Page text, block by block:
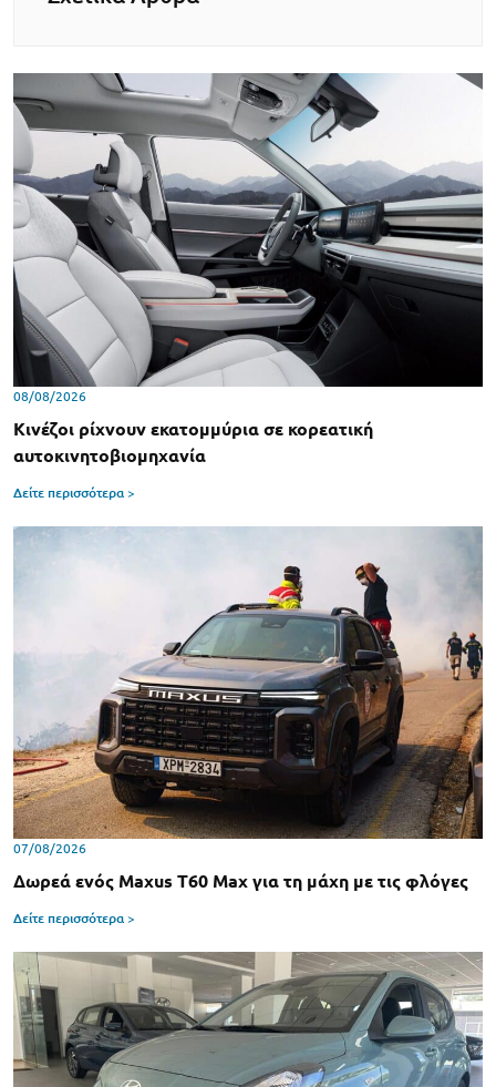
08/08/2026
Κινέζοι ρίχνουν εκατομμύρια σε κορεατική
αυτοκινητοβιομηχανία
Δείτε περισσότερα >
07/08/2026
Δωρεά ενός Maxus T60 Max για τη μάχη με τις φλόγες
Δείτε περισσότερα >